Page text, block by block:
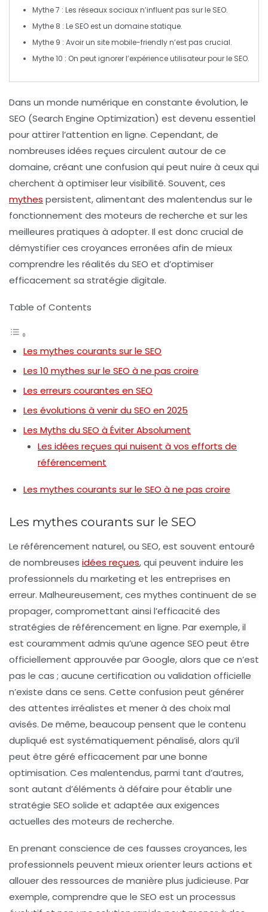
Mythe 7 : Les réseaux sociaux n’influent pas sur le SEO.
Mythe 8 : Le SEO est un domaine statique.
Mythe 9 : Avoir un site mobile-friendly n’est pas crucial.
Mythe 10 : On peut ignorer l’expérience utilisateur pour le SEO.
Dans un monde numérique en constante évolution, le
SEO (Search Engine Optimization) est devenu essentiel
pour attirer l’attention en ligne. Cependant, de
nombreuses idées reçues circulent autour de ce
domaine, créant une confusion qui peut nuire à ceux qui
cherchent à optimiser leur visibilité. Souvent, ces
mythes persistent, alimentant des malentendus sur le
fonctionnement des moteurs de recherche et sur les
meilleures pratiques à adopter. Il est donc crucial de
démystifier ces croyances erronées afin de mieux
comprendre les réalités du SEO et d’optimiser
efficacement sa stratégie digitale.
Table of Contents
Les mythes courants sur le SEO
Les 10 mythes sur le SEO à ne pas croire
Les erreurs courantes en SEO
Les évolutions à venir du SEO en 2025
Les Myths du SEO à Éviter Absolument
Les idées reçues qui nuisent à vos efforts de
référencement
Les mythes courants sur le SEO à ne pas croire
Les mythes courants sur le SEO
Le référencement naturel, ou SEO, est souvent entouré
de nombreuses idées reçues, qui peuvent induire les
professionnels du marketing et les entreprises en
erreur. Malheureusement, ces mythes continuent de se
propager, compromettant ainsi l’efficacité des
stratégies de référencement en ligne. Par exemple, il
est couramment admis qu’une agence SEO peut être
officiellement approuvée par Google, alors que ce n’est
pas le cas ; aucune certification ou validation officielle
n’existe dans ce sens. Cette confusion peut générer
des attentes irréalistes et mener à des choix mal
avisés. De même, beaucoup pensent que le contenu
dupliqué est systématiquement pénalisé, alors qu’il
peut être géré efficacement par une bonne
optimisation. Ces malentendus, parmi tant d’autres,
sont autant d’éléments à défaire pour établir une
stratégie SEO solide et adaptée aux exigences
actuelles des moteurs de recherche.
En prenant conscience de ces fausses croyances, les
professionnels peuvent mieux orienter leurs actions et
allouer des ressources de manière plus judicieuse. Par
exemple, comprendre que le SEO est un processus